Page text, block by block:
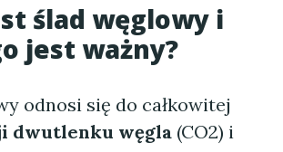
ślad węglowy i
jest ważny?
odnosi się do całkowitej
dwutlenku węgla (CO2) i